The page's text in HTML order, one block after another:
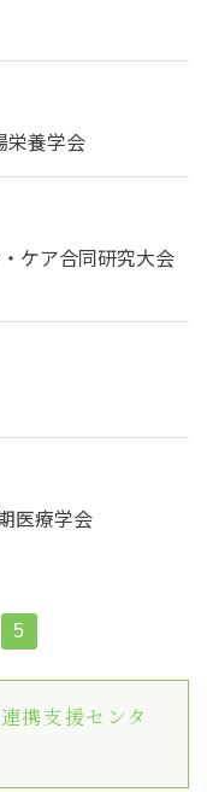
栄養学会
ケア合同研究大会
医療学会
5
携支援センタ